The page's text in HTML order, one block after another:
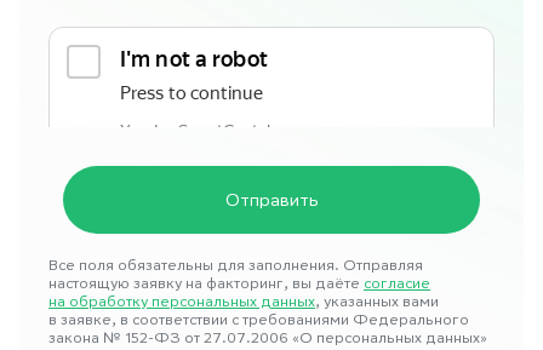
Все поля обязательны для заполнения. Отправляя
настоящую заявку на факторинг, вы даёте согласие
на обработку персональных данных, указанных вами
в заявке, в соответствии с требованиями Федерального
закона № 152-ФЗ от 27.07.2006 «О персональных данных»